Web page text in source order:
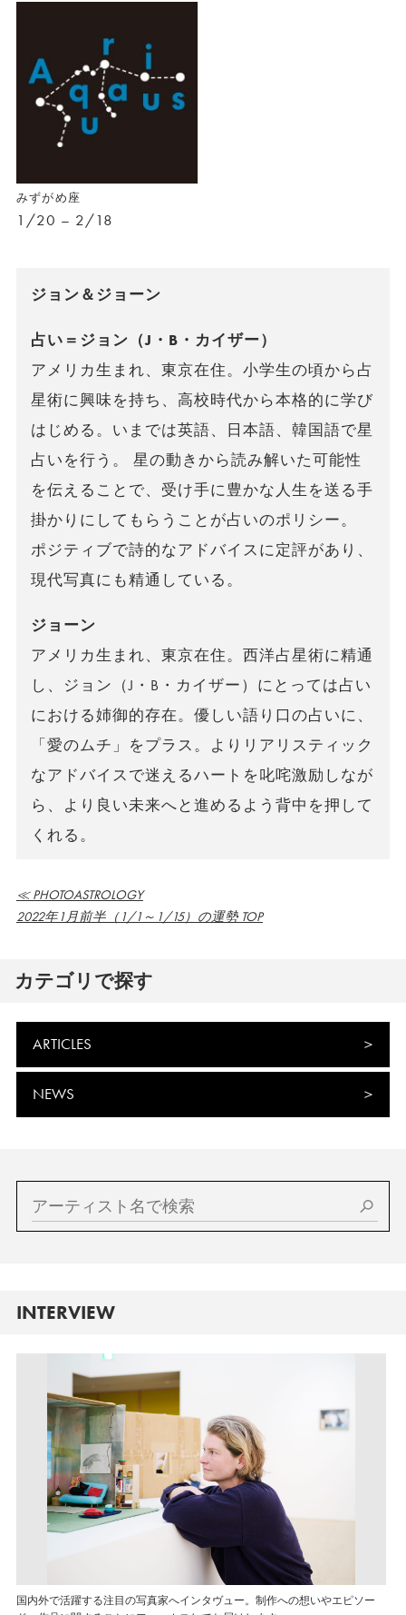
みずがめ座
1/20 – 2/18
ジョン＆ジョーン
占い＝ジョン（J・B・カイザー）
アメリカ生まれ、東京在住。小学生の頃から占
星術に興味を持ち、高校時代から本格的に学び
はじめる。いまでは英語、日本語、韓国語で星
占いを行う。 星の動きから読み解いた可能性
を伝えることで、受け手に豊かな人生を送る手
掛かりにしてもらうことが占いのポリシー。
ポジティブで詩的なアドバイスに定評があり、
現代写真にも精通している。
ジョーン
アメリカ生まれ、東京在住。西洋占星術に精通
し、ジョン（J・B・カイザー）にとっては占い
における姉御的存在。優しい語り口の占いに、
「愛のムチ」をプラス。よりリアリスティック
なアドバイスで迷えるハートを叱咤激励しなが
ら、より良い未来へと進めるよう背中を押して
くれる。
≪ PHOTOASTROLOGY
2022年1月前半（1/1～1/15）の運勢 TOP
カテゴリで探す
ARTICLES
NEWS
INTERVIEW
国内外で活躍する注目の写真家へインタヴュー。制作への想いやエピソー